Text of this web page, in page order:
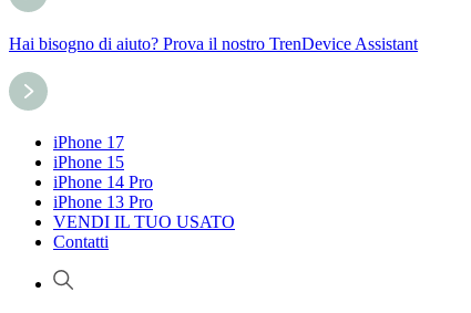
Hai bisogno di aiuto? Prova il nostro TrenDevice Assistant
iPhone 17
iPhone 15
iPhone 14 Pro
iPhone 13 Pro
VENDI IL TUO USATO
Contatti